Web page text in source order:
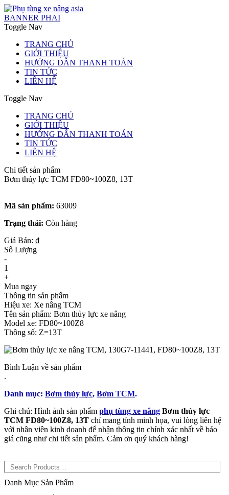
BANNER PHAI
Toggle Nav
TRANG CHỦ
GIỚI THIỆU
HƯỚNG DẪN THANH TOÁN
TIN TỨC
LIÊN HỆ
Toggle Nav
TRANG CHỦ
GIỚI THIỆU
HƯỚNG DẪN THANH TOÁN
TIN TỨC
LIÊN HỆ
Chi tiết sản phẩm
Bơm thủy lực TCM FD80~100Z8, 13T
Mã sản phẩm: 63009
Trạng thái: Còn hàng
Giá Bán: ₫
Số Lượng
-
1
+
Mua ngay
Thông tin sản phẩm
Hiệu xe: Xe nâng TCM
Tên sản phẩm: Bơm thủy lực xe nâng
Model xe: FD80~100Z8
Thông số: Z=13T
Bình Luận về sản phẩm
.
Danh mục: Bơm thủy lực, Bơm TCM.
Ghi chú: Hình ảnh sản phẩm phụ tùng xe nâng Bơm thủy lực
TCM FD80~100Z8, 13T chỉ mang tính minh họa, vui lòng liên hệ
với nhân viên kinh doanh để nhận thông tin chính xác nhất về báo
giá cũng như chi tiết sản phẩm. Cảm ơn quý khách hàng!
Danh Mục Sản Phẩm